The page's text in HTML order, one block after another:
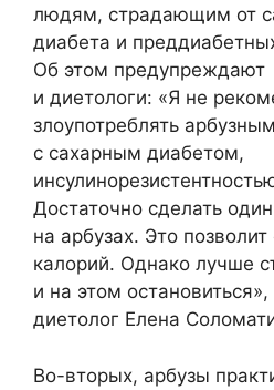
людям, страдающим от
диабета и
Об этом предупреждают
и диетологи: «Я не
злоупотреблять
с сахарным диабетом,
Достаточно сделать
на арбузах. Это
калорий. Однако лучше
и на этом
диетолог Елена
Во-вторых, арбузы